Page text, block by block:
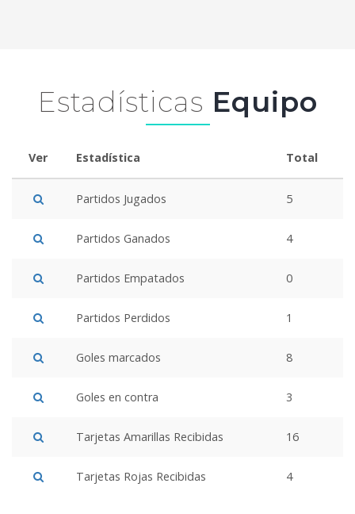
Estadísticas Equipo
Ver Estadística Total
Partidos Jugados 5
Partidos Ganados 4
Partidos Empatados 0
Partidos Perdidos 1
Goles marcados 8
Goles en contra 3
Tarjetas Amarillas Recibidas 16
Tarjetas Rojas Recibidas 4